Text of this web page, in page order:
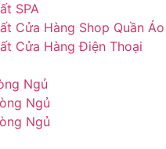
SPA
Cửa Hàng Shop Quần Áo
Cửa Hàng Điện Thoại
Ngủ
Ngủ
Ngủ